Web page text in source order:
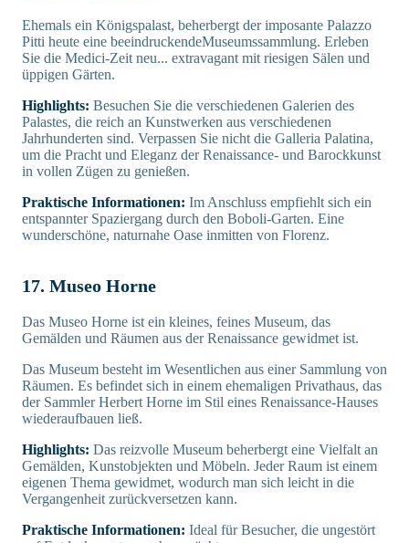
Ehemals ein Königspalast, beherbergt der imposante Palazzo
Pitti heute eine beeindruckendeMuseumssammlung. Erleben
Sie die Medici-Zeit neu... extravagant mit riesigen Sälen und
üppigen Gärten.
Highlights: Besuchen Sie die verschiedenen Galerien des
Palastes, die reich an Kunstwerken aus verschiedenen
Jahrhunderten sind. Verpassen Sie nicht die Galleria Palatina,
um die Pracht und Eleganz der Renaissance- und Barockkunst
in vollen Zügen zu genießen.
Praktische Informationen: Im Anschluss empfiehlt sich ein
entspannter Spaziergang durch den Boboli-Garten. Eine
wunderschöne, naturnahe Oase inmitten von Florenz.
17. Museo Horne
Das Museo Horne ist ein kleines, feines Museum, das
Gemälden und Räumen aus der Renaissance gewidmet ist.
Das Museum besteht im Wesentlichen aus einer Sammlung von
Räumen. Es befindet sich in einem ehemaligen Privathaus, das
der Sammler Herbert Horne im Stil eines Renaissance-Hauses
wiederaufbauen ließ.
Highlights: Das reizvolle Museum beherbergt eine Vielfalt an
Gemälden, Kunstobjekten und Möbeln. Jeder Raum ist einem
eigenen Thema gewidmet, wodurch man sich leicht in die
Vergangenheit zurückversetzen kann.
Praktische Informationen: Ideal für Besucher, die ungestört